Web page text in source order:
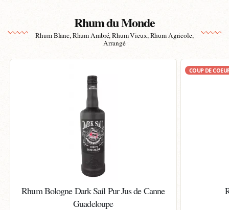
Rhum du Monde
Rhum Blanc, Rhum Ambré, Rhum Vieux, Rhum Agricole,
Arrangé
Rhum Bologne Dark Sail Pur Jus de Canne
Guadeloupe
COUP DE